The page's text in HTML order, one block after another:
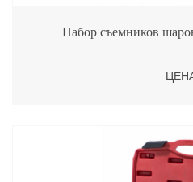
Набор съемников